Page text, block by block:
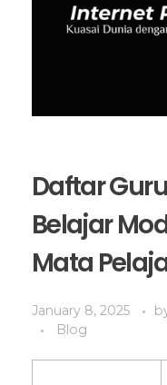
Daftar
Belajar
Mata
January 8, 2025
Blog